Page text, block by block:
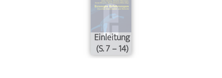
Einleitung
(S. 7 – 14)